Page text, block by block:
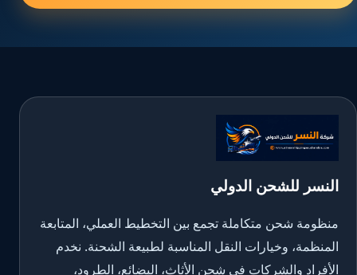
النسر للشحن الدولي
منظومة شحن متكاملة تجمع بين التخطيط العملي، المتابعة
المنظمة، وخيارات النقل المناسبة لطبيعة الشحنة. نخدم
الأفراد والشركات في شحن الأثاث، البضائع، الطرود،